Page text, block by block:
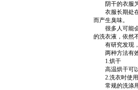
阴干的衣服
衣服长期处
而产生臭味。
很多人可能
的洗衣液，依然
有研究发现
两种方法有
1.烘干
高温烘干可
2.洗衣时使
常规的洗涤